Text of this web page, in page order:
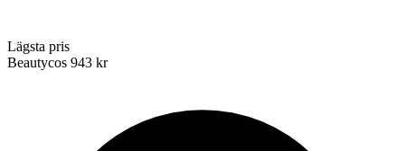
Lägsta pris
Beautycos 943 kr